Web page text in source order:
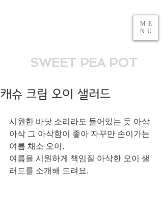
SWEET PEA POT
ME
NU
캐슈 크림 오이 샐러드
시원한 바닷 소리라도 들어있는 듯 아삭
아삭 그 아삭함이 좋아 자꾸만 손이가는
여름 채소 오이.
여름을 시원하게 책임질 아삭한 오이 샐
러드를 소개해 드려요.